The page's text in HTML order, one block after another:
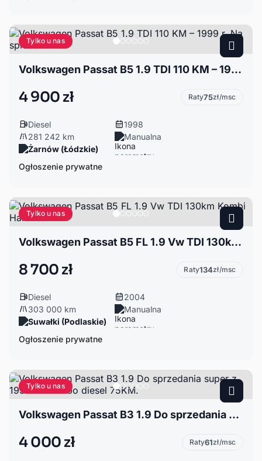
Tylko u nas
Volkswagen Passat B5 1.9 TDI 110 KM – 1999 r. Na sprzedaż
4 900 zł Raty75zł/msc
Diesel
1998
281 242 km
Manualna
Żarnów (Łódzkie)
Ogłoszenie prywatne
Tylko u nas
Volkswagen Passat B5 FL 1.9 Vw TDI 130km Kombi Hak 2004r
8 700 zł Raty134zł/msc
Diesel
2004
303 000 km
Manualna
Suwałki (Podlaskie)
Ogłoszenie prywatne
Tylko u nas
Volkswagen Passat B3 1.9 Do sprzedania super z 1992r. 1.9Turbo diesel 75KM.
4 000 zł Raty61zł/msc